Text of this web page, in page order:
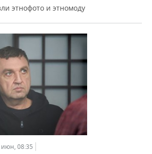
этнофото и этномоду
июн, 08:35